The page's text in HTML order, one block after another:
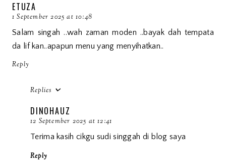
ETUZA
1 September 2025 at 10:48
Salam singah ..wah zaman moden ..bayak dah tempata
da lif kan..apapun menu yang menyihatkan..
Reply
Replies
DINOHAUZ
12 September 2025 at 12:41
Terima kasih cikgu sudi singgah di blog saya
Reply